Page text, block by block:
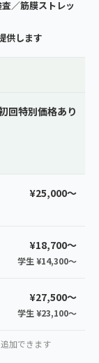
／筋膜ストレッ
供します
回特別価格あり
¥25,000〜
¥18,700〜
学生 ¥14,300〜
¥27,500〜
学生 ¥23,100〜
加できます